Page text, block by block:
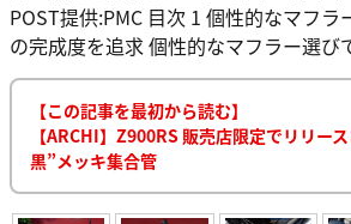
POST提供:PMC 目次 1 個性的なマフラ
の完成度を追求 個性的なマフラー選
【この記事を最初から読む】
【ARCHI】Z900RS 販売店限定でリリー
黒”メッキ集合管